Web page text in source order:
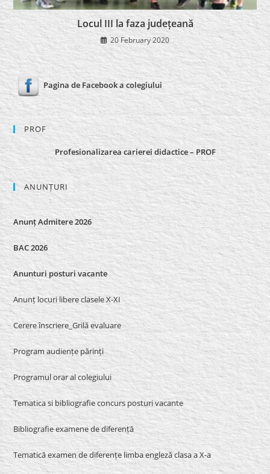
Locul III la faza județeană
20 February 2020
Pagina de Facebook a colegiului
PROF
Profesionalizarea carierei didactice – PROF
ANUNȚURI
Anunț Admitere 2026
BAC 2026
Anunturi posturi vacante
Anunț locuri libere clasele X-XI
Cerere înscriere_Grilă evaluare
Program audiențe părinți
Programul orar al colegiului
Tematica si bibliografie concurs posturi vacante
Bibliografie examene de diferență
Tematică examen de diferențe limba engleză clasa a X-a